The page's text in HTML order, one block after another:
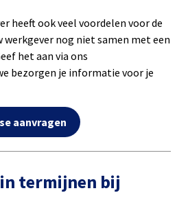
heeft ook veel voordelen voor de
werkgever nog niet samen met een
het aan via ons
bezorgen je informatie voor je
aanvragen
termijnen bij